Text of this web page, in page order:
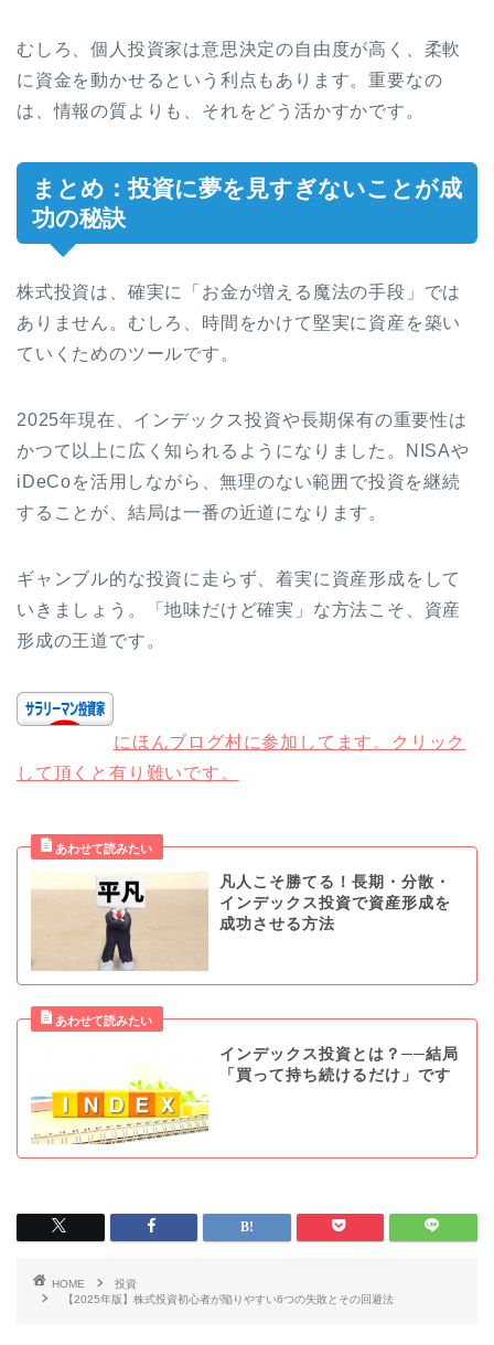
むしろ、個人投資家は意思決定の自由度が高く、柔軟
に資金を動かせるという利点もあります。重要なの
は、情報の質よりも、それをどう活かすかです。
まとめ：投資に夢を見すぎないことが成
功の秘訣
株式投資は、確実に「お金が増える魔法の手段」では
ありません。むしろ、時間をかけて堅実に資産を築い
ていくためのツールです。
2025年現在、インデックス投資や長期保有の重要性は
かつて以上に広く知られるようになりました。NISAや
iDeCoを活用しながら、無理のない範囲で投資を継続
することが、結局は一番の近道になります。
ギャンブル的な投資に走らず、着実に資産形成をして
いきましょう。「地味だけど確実」な方法こそ、資産
形成の王道です。
にほんブログ村に参加してます。クリック
して頂くと有り難いです。
凡人こそ勝てる！長期・分散・
インデックス投資で資産形成を
成功させる方法
インデックス投資とは？──結局
「買って持ち続けるだけ」です
HOME
投資
【2025年版】株式投資初心者が陥りやすい6つの失敗とその回避法